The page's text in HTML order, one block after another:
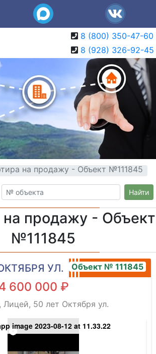
8 (800) 350-47-60
8 (928) 326-92-45
на продажу - Объект №111845
Найти
на продажу - Объект
№111845
УЛ. Объект № 111845
600 000 ₽
Лицей, 50 лет Октября ул.
image 2023-08-12 at 11.33.22